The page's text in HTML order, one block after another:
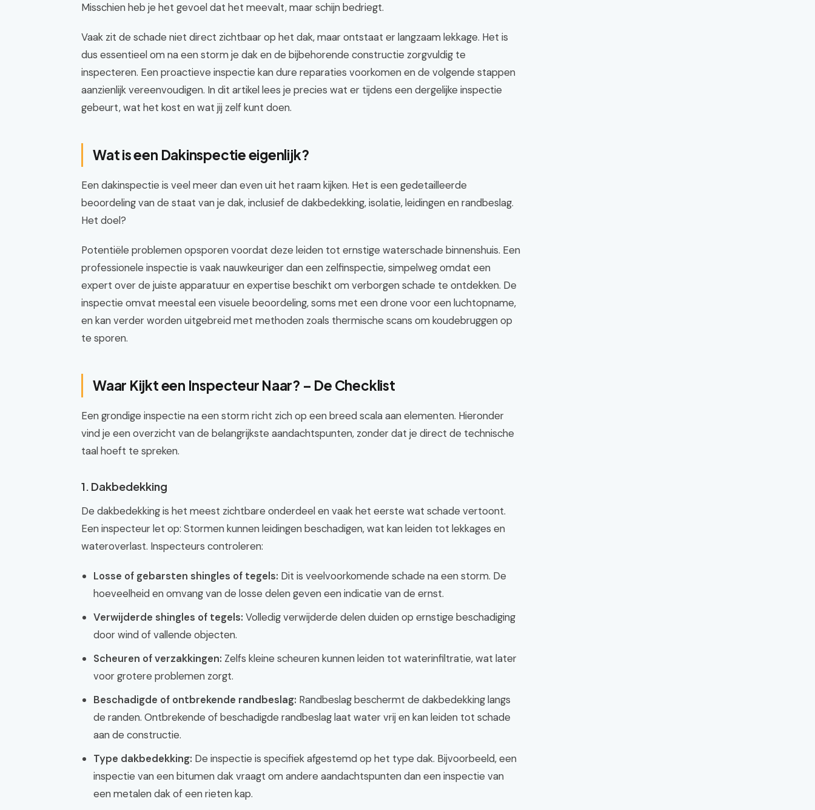
Misschien heb je het gevoel dat het meevalt, maar schijn bedriegt.
Vaak zit de schade niet direct zichtbaar op het dak, maar ontstaat er langzaam lekkage. Het is
dus essentieel om na een storm je dak en de bijbehorende constructie zorgvuldig te
inspecteren. Een proactieve inspectie kan dure reparaties voorkomen en de volgende stappen
aanzienlijk vereenvoudigen. In dit artikel lees je precies wat er tijdens een dergelijke inspectie
gebeurt, wat het kost en wat jij zelf kunt doen.
Wat is een Dakinspectie eigenlijk?
Een dakinspectie is veel meer dan even uit het raam kijken. Het is een gedetailleerde
beoordeling van de staat van je dak, inclusief de dakbedekking, isolatie, leidingen en randbeslag.
Het doel?
Potentiële problemen opsporen voordat deze leiden tot ernstige waterschade binnenshuis. Een
professionele inspectie is vaak nauwkeuriger dan een zelfinspectie, simpelweg omdat een
expert over de juiste apparatuur en expertise beschikt om verborgen schade te ontdekken. De
inspectie omvat meestal een visuele beoordeling, soms met een drone voor een luchtopname,
en kan verder worden uitgebreid met methoden zoals thermische scans om koudebruggen op
te sporen.
Waar Kijkt een Inspecteur Naar? – De Checklist
Een grondige inspectie na een storm richt zich op een breed scala aan elementen. Hieronder
vind je een overzicht van de belangrijkste aandachtspunten, zonder dat je direct de technische
taal hoeft te spreken.
1. Dakbedekking
De dakbedekking is het meest zichtbare onderdeel en vaak het eerste wat schade vertoont.
Een inspecteur let op: Stormen kunnen leidingen beschadigen, wat kan leiden tot lekkages en
wateroverlast. Inspecteurs controleren:
Losse of gebarsten shingles of tegels: Dit is veelvoorkomende schade na een storm. De
hoeveelheid en omvang van de losse delen geven een indicatie van de ernst.
Verwijderde shingles of tegels: Volledig verwijderde delen duiden op ernstige beschadiging
door wind of vallende objecten.
Scheuren of verzakkingen: Zelfs kleine scheuren kunnen leiden tot waterinfiltratie, wat later
voor grotere problemen zorgt.
Beschadigde of ontbrekende randbeslag: Randbeslag beschermt de dakbedekking langs
de randen. Ontbrekende of beschadigde randbeslag laat water vrij en kan leiden tot schade
aan de constructie.
Type dakbedekking: De inspectie is specifiek afgestemd op het type dak. Bijvoorbeeld, een
inspectie van een bitumen dak vraagt om andere aandachtspunten dan een inspectie van
een metalen dak of een rieten kap.